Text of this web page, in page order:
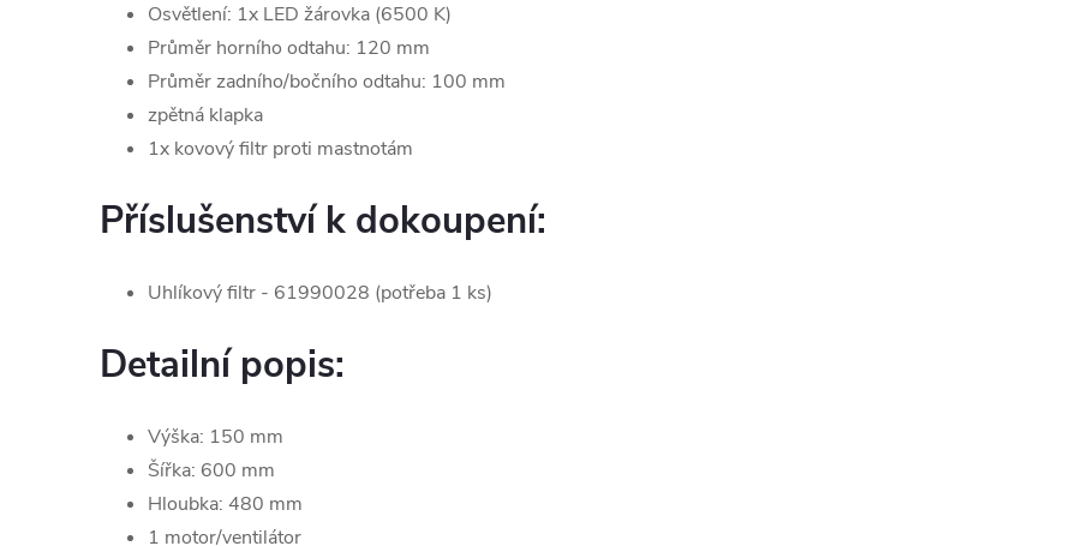
Osvětlení: 1x LED žárovka (6500 K)
Průměr horního odtahu: 120 mm
Průměr zadního/bočního odtahu: 100 mm
zpětná klapka
1x kovový filtr proti mastnotám
Příslušenství k dokoupení:
Uhlíkový filtr - 61990028 (potřeba 1 ks)
Detailní popis:
Výška: 150 mm
Šířka: 600 mm
Hloubka: 480 mm
1 motor/ventilátor